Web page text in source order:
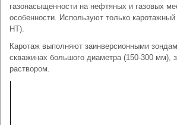
газонасыщенности на нефтяных и газовых
особенности. Используют только
НТ).
Каротаж выполняют заинверсионными
скважинах большого диаметра (150-300 мм),
раствором.